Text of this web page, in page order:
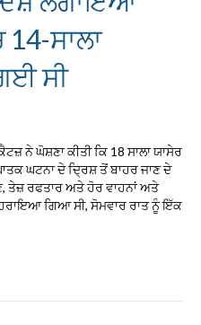
ਸਾਲਾ
ਸੀ
ਨੇ ਘੋਸ਼ਣਾ ਕੀਤੀ ਕਿ 18 ਸਾਲਾ ਯਾਸੇਰ
ਘਟਨਾ ਦੇ ਦ੍ਰਿਸ਼ ਤੋਂ ਬਾਹਰ ਜਾਣ ਦੇ
ਤੇਜ਼ ਰਫਤਾਰ ਅਤੇ ਹੋਰ ਵਾਹਨਾਂ ਅਤੇ
ਗਿਆ ਸੀ, ਸੋਮਵਾਰ ਰਾਤ ਨੂੰ ਇੱਕ